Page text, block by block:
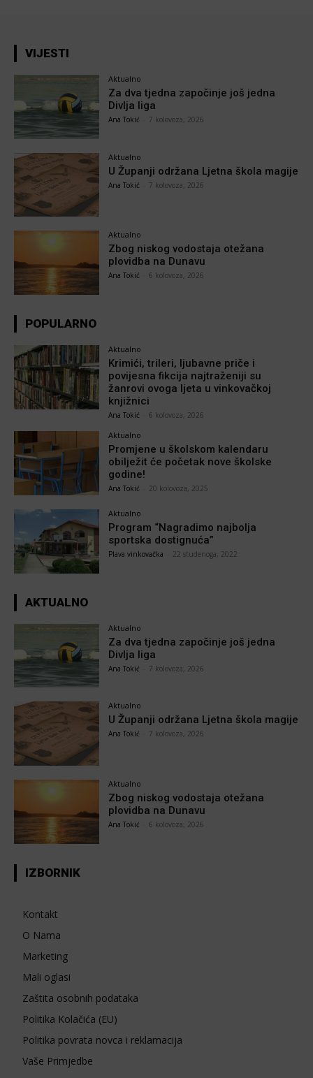
VIJESTI
Aktualno
Za dva tjedna započinje još jedna
Divlja liga
Ana Tokić 7 kolovoza, 2026
Aktualno
U Županji održana Ljetna škola magije
Ana Tokić 7 kolovoza, 2026
Aktualno
Zbog niskog vodostaja otežana
plovidba na Dunavu
Ana Tokić 6 kolovoza, 2026
POPULARNO
Aktualno
Krimići, trileri, ljubavne priče i
povijesna fikcija najtraženiji su
žanrovi ovoga ljeta u vinkovačkoj
knjižnici
Ana Tokić 6 kolovoza, 2026
Aktualno
Promjene u školskom kalendaru
obilježit će početak nove školske
godine!
Ana Tokić 20 kolovoza, 2025
Aktualno
Program “Nagradimo najbolja
sportska dostignuća”
Plava vinkovačka 22 studenoga, 2022
AKTUALNO
Aktualno
Za dva tjedna započinje još jedna
Divlja liga
Ana Tokić 7 kolovoza, 2026
Aktualno
U Županji održana Ljetna škola magije
Ana Tokić 7 kolovoza, 2026
Aktualno
Zbog niskog vodostaja otežana
plovidba na Dunavu
Ana Tokić 6 kolovoza, 2026
IZBORNIK
Kontakt
O Nama
Marketing
Mali oglasi
Zaštita osobnih podataka
Politika Kolačića (EU)
Politika povrata novca i reklamacija
Vaše Primjedbe